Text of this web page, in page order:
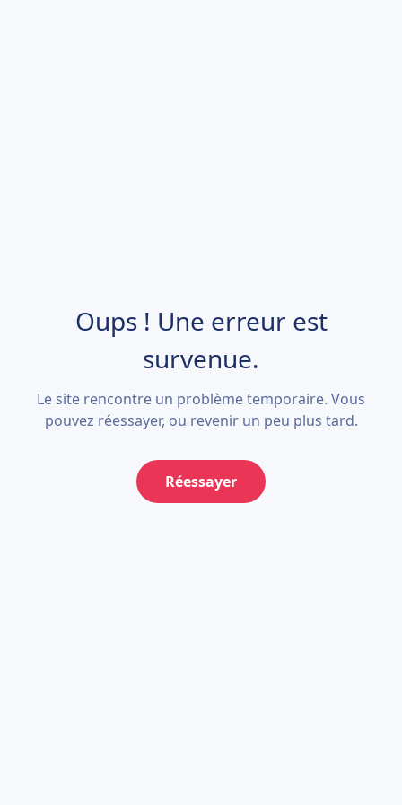
Oups ! Une erreur est
survenue.
Le site rencontre un problème temporaire. Vous
pouvez réessayer, ou revenir un peu plus tard.
Réessayer